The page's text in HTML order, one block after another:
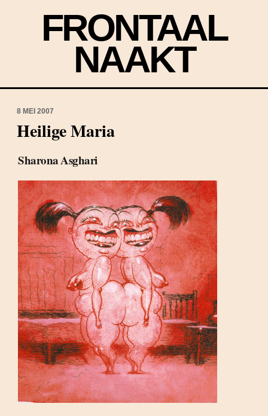
FRONTAAL
NAAKT
8 MEI 2007
Heilige Maria
Sharona Asghari